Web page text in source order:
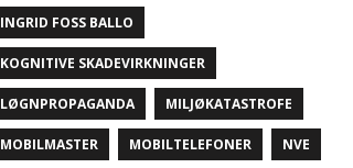
INGRID FOSS BALLO
KOGNITIVE SKADEVIRKNINGER
LØGNPROPAGANDA MILJØKATASTROFE
MOBILMASTER MOBILTELEFONER NVE